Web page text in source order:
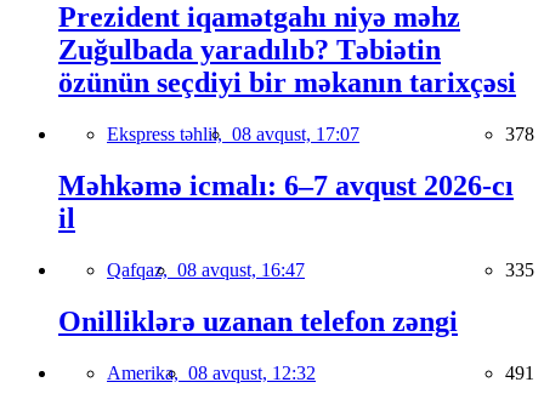
Prezident iqamətgahı niyə məhz
Zuğulbada yaradılıb? Təbiətin
özünün seçdiyi bir məkanın tarixçəsi
Ekspress təhlil, 08 avqust, 17:07 378
Məhkəmə icmalı: 6–7 avqust 2026-cı
il
Qafqaz, 08 avqust, 16:47 335
Onilliklərə uzanan telefon zəngi
Amerika, 08 avqust, 12:32 491